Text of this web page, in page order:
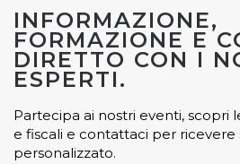
INFORMAZIONE,
FORMAZIONE E
DIRETTO CON I
ESPERTI.
Partecipa ai nostri eventi, scopri
e fiscali e contattaci per
personalizzato.